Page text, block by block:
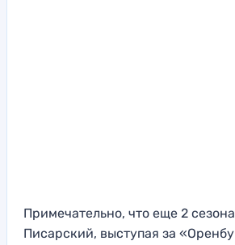
Примечательно, что еще 2
Писарский, выступая за